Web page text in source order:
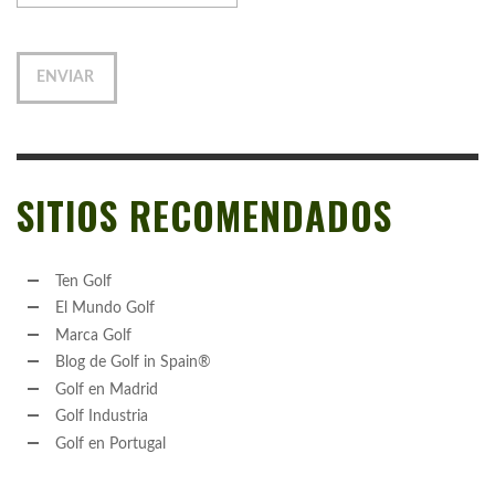
SITIOS RECOMENDADOS
Ten Golf
El Mundo Golf
Marca Golf
Blog de Golf in Spain®
Golf en Madrid
Golf Industria
Golf en Portugal